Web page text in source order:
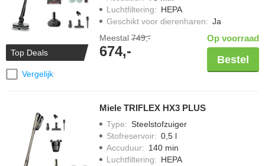
Top Deals
Vergelijk
Luchtfiltering: HEPA
Geschikt voor dierenharen: Ja
Meestal 749,-
674,-
Op voorraad
Bestel
Miele TRIFLEX HX3 PLUS
Type: Steelstofzuiger
Stofreservoir: 0,5 l
Accuduur: 140 min
Luchtfiltering: HEPA